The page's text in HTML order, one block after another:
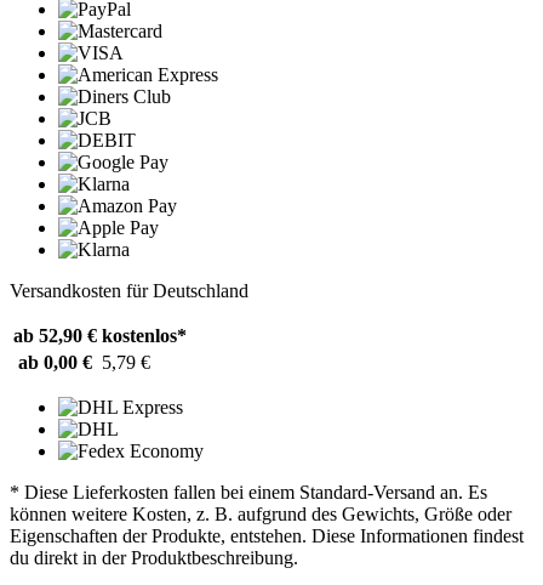
Versandkosten für Deutschland
ab 52,90 € kostenlos*
ab 0,00 € 5,79 €
* Diese Lieferkosten fallen bei einem Standard-Versand an. Es
können weitere Kosten, z. B. aufgrund des Gewichts, Größe oder
Eigenschaften der Produkte, entstehen. Diese Informationen findest
du direkt in der Produktbeschreibung.